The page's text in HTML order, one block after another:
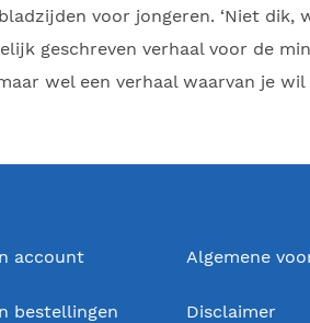
voor jongeren. ‘Niet dik,
geschreven verhaal voor de
wel een verhaal waarvan je
account
bestellingen
Algemene
Disclaimer